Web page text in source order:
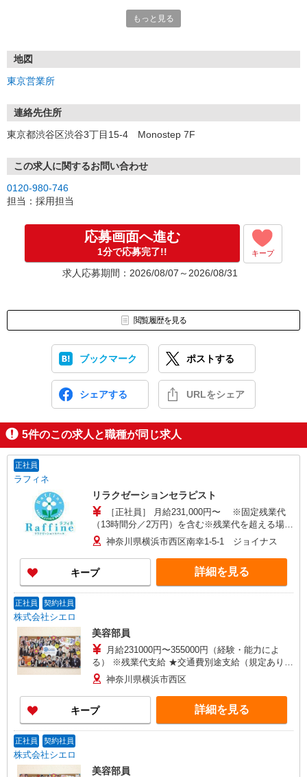
①応募から3営業日を目安に、メールorお電話でご連絡します。
★スマホでWEB面接（LINEなど）・出張面接・事務所面接と選べま
す
③面接実施（履歴書不要）
※ご希望があれば、職場見学の調整もOKです！
お気軽にご応募ください♪
もっと見る
地図
東京営業所
連絡先住所
東京都渋谷区渋谷3丁目15-4 Monostep 7F
この求人に関するお問い合わせ
0120-980-746
担当：採用担当
応募画面へ進む
1分で応募完了!! キープ
求人応募期間：2026/08/07～2026/08/31
閲覧履歴を見る
ブックマーク ポストする
シェアする URLをシェア
5件のこの求人と職種が同じ求人
正社員
ラフィネ
リラクゼーションセラピスト
［正社員］ 月給231,000円〜 ※固定残業代
（13時間分／2万円）を含む※残業代を超える場合
は追加支給あり 【地域限定社員】 契約社員採用で
スタート ※技術力・接客力・知識力を身につけて
6ケ月以内にセラピスト初級試験・フレッシュセラ
ピスト昇格後 正社員へ登用 月給231,000円〜 ※固
定残業代（13時間分／2万円）を含む※残業代を超
神奈川県横浜市西区南幸1-5-1 ジョイナス
キープ 詳細を見る
正社員 契約社員
株式会社シエロ
美容部員
月給231000円〜355000円（経験・能力によ
る） ※残業代支給 ★交通費別途支給（規定あり）
゜+゜・。○。・゜+゜・。○。・゜+゜ 入社祝い金
10万円支給(規定有) お友達を紹介頂くと, インセン
ティブ支給(規定有) ゜・。○。・゜+゜・。
○。・゜+゜
神奈川県横浜市西区
キープ 詳細を見る
正社員 契約社員
株式会社シエロ
美容部員